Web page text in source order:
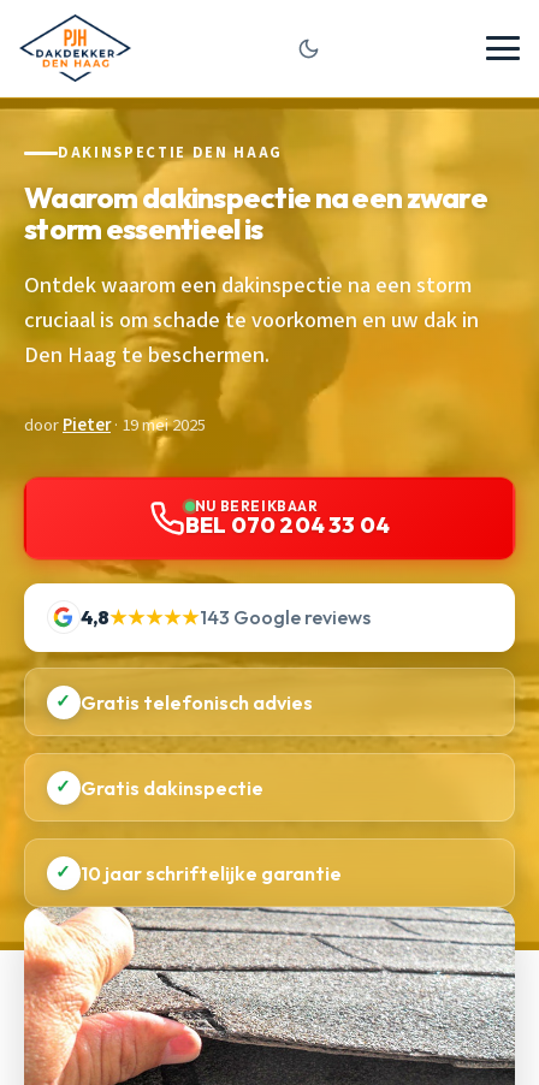
DAKINSPECTIE DEN HAAG
Waarom dakinspectie na een zware
storm essentieel is
Ontdek waarom een dakinspectie na een storm
cruciaal is om schade te voorkomen en uw dak in
Den Haag te beschermen.
doorPieter· 19 mei 2025
NU BEREIKBAAR
BEL 070 204 33 04
4,8★★★★★143 Google reviews
✓ Gratis telefonisch advies
✓ Gratis dakinspectie
✓ 10 jaar schriftelijke garantie